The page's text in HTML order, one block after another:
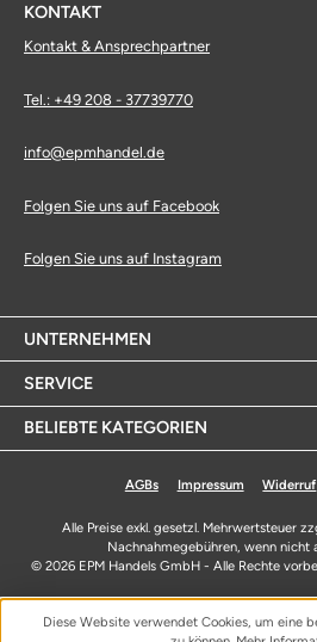
KONTAKT
Kontakt & Ansprechpartner
Tel.: +49 208 - 37739770
info@epmhandel.de
Folgen Sie uns auf Facebook
Folgen Sie uns auf Instagram
UNTERNEHMEN
SERVICE
BELIEBTE KATEGORIEN
AGBs Impressum Widerruf
Alle Preise exkl. gesetzl. Mehrwertsteuer
Nachnahmegebühren, wenn nicht
© 2026 EPM Handels GmbH - Alle Rechte
Diese Website verwendet Cookies, um eine